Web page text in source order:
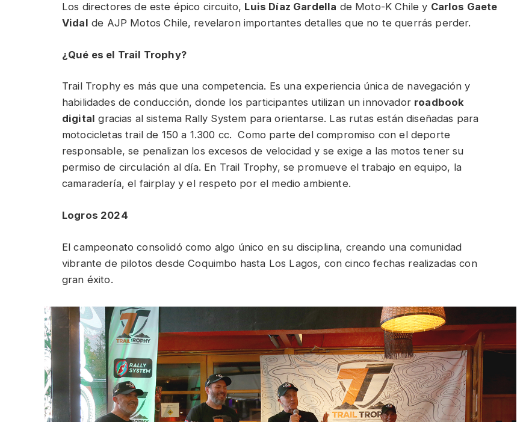
Los directores de este épico circuito, Luis Díaz Gardella de Moto-K Chile y Carlos Gaete
Vidal de AJP Motos Chile, revelaron importantes detalles que no te querrás perder.
¿Qué es el Trail Trophy?
Trail Trophy es más que una competencia. Es una experiencia única de navegación y
habilidades de conducción, donde los participantes utilizan un innovador roadbook
digital gracias al sistema Rally System para orientarse. Las rutas están diseñadas para
motocicletas trail de 150 a 1.300 cc. Como parte del compromiso con el deporte
responsable, se penalizan los excesos de velocidad y se exige a las motos tener su
permiso de circulación al día. En Trail Trophy, se promueve el trabajo en equipo, la
camaradería, el fairplay y el respeto por el medio ambiente.
Logros 2024
El campeonato consolidó como algo único en su disciplina, creando una comunidad
vibrante de pilotos desde Coquimbo hasta Los Lagos, con cinco fechas realizadas con
gran éxito.